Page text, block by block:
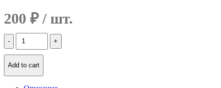
200 ₽
Количество
Чип
Hi-
Black
Add to cart